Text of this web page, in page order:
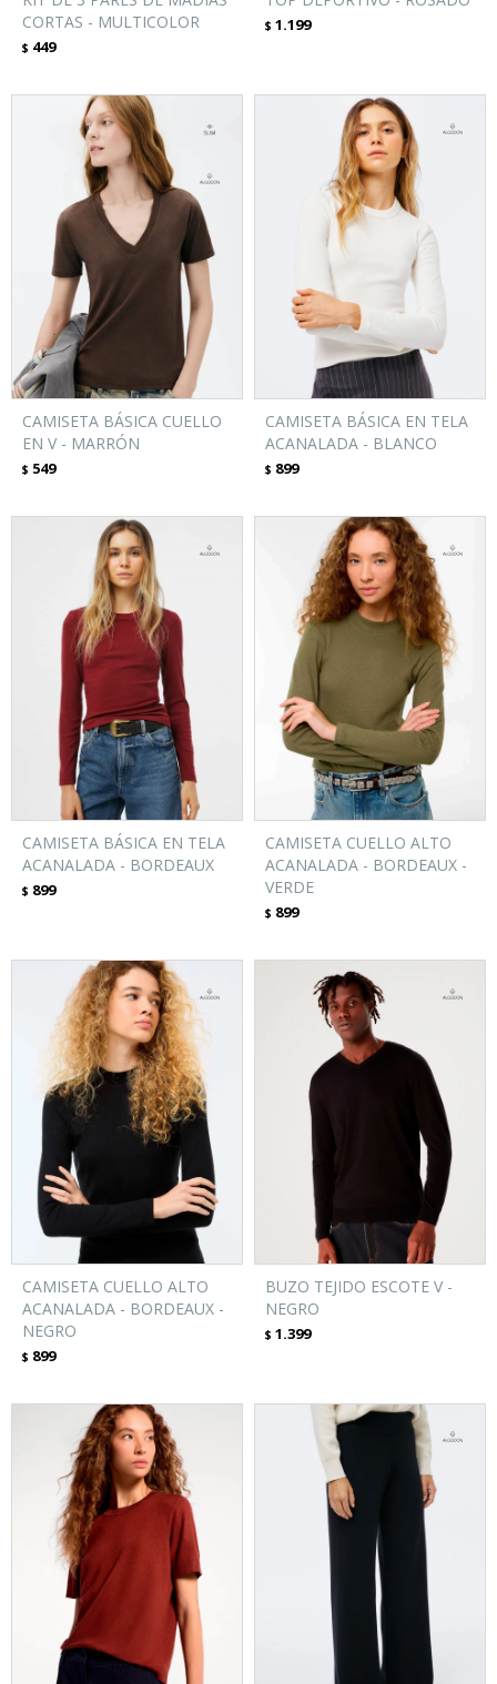
CORTAS - MULTICOLOR
$ 449
$ 1.199
CAMISETA BÁSICA CUELLO
EN V - MARRÓN
$ 549
CAMISETA BÁSICA EN TELA
ACANALADA - BLANCO
$ 899
CAMISETA BÁSICA EN TELA
ACANALADA - BORDEAUX
$ 899
CAMISETA CUELLO ALTO
ACANALADA - BORDEAUX -
VERDE
$ 899
CAMISETA CUELLO ALTO
ACANALADA - BORDEAUX -
NEGRO
$ 899
BUZO TEJIDO ESCOTE V -
NEGRO
$ 1.399